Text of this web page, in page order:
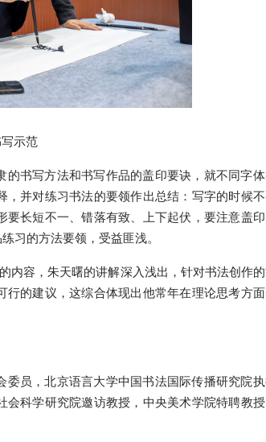
示范
书写方法和书写作品的盖印要诀，就不同字
并对练习书法的要领作出总结：写字的时候
长短不一、错落有致、上下起伏，要注意盖
习的方法要领，受益匪浅。
内容，朱天曙的讲解深入浅出，针对书法创作
的建议，这综合体现出他常年在理论思考方
员，北京语言大学中国书法国际传播研究院
科学研究院邀访教授，中央美术学院特聘教授